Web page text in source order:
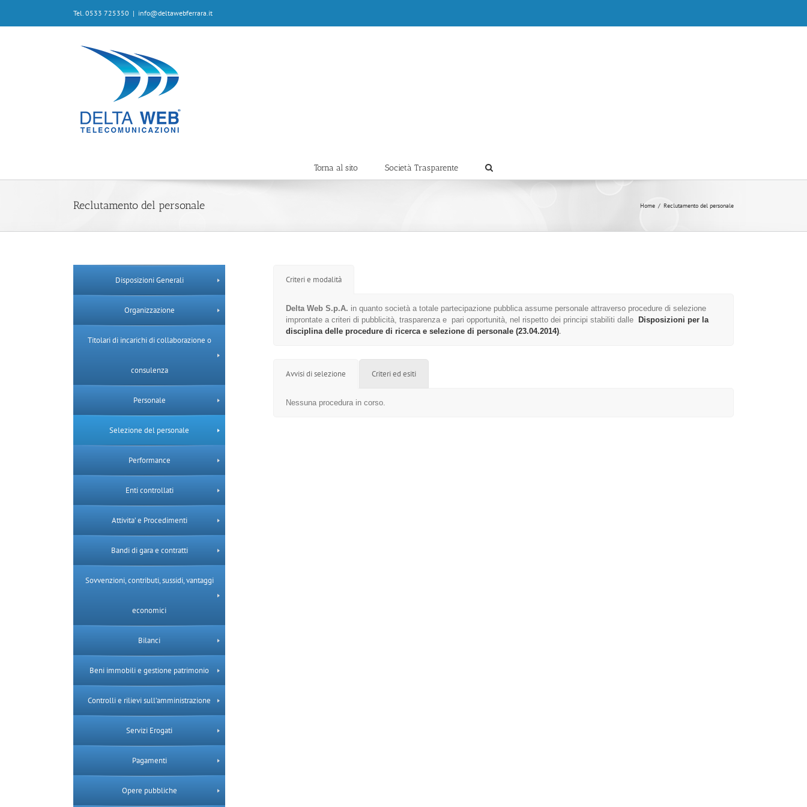
Tel. 0533 725350 | info@deltawebferrara.it
Torna al sito Società Trasparente
Reclutamento del personale Home / Reclutamento del personale
Criteri e modalità
Delta Web S.p.A. in quanto società a totale partecipazione pubblica assume personale attraverso procedure di selezione
improntate a criteri di pubblicità, trasparenza e pari opportunità, nel rispetto dei principi stabiliti dalle
Disposizioni per la
disciplina delle procedure di ricerca e selezione di personale (23.04.2014).
Avvisi di selezione Criteri ed esiti
Nessuna procedura in corso.
Disposizioni Generali
Organizzazione
Titolari di incarichi di collaborazione o
consulenza
Personale
Selezione del personale
Performance
Enti controllati
Attivita’ e Procedimenti
Bandi di gara e contratti
Sovvenzioni, contributi, sussidi, vantaggi
economici
Bilanci
Beni immobili e gestione patrimonio
Controlli e rilievi sull’amministrazione
Servizi Erogati
Pagamenti
Opere pubbliche